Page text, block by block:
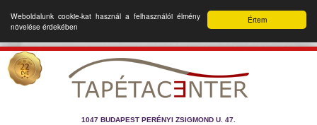
Értem
Weboldalunk cookie-kat használ a felhasználói élmény
növelése érdekében
1047 BUDAPEST PERÉNYI ZSIGMOND U. 47.